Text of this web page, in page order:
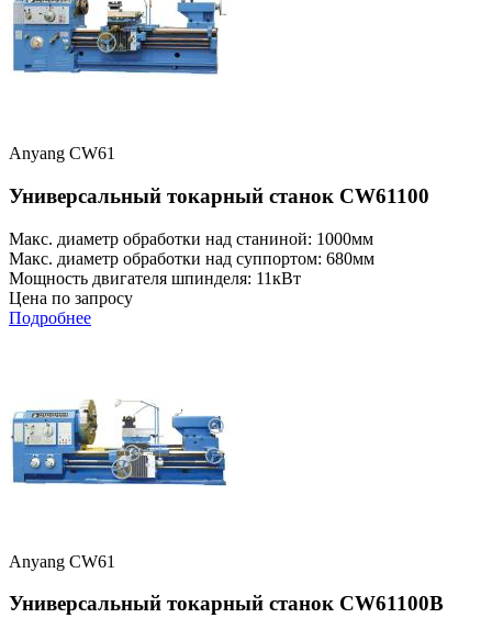
Anyang CW61
Универсальный токарный станок CW61100
Макс. диаметр обработки над станиной: 1000мм
Макс. диаметр обработки над суппортом: 680мм
Мощность двигателя шпинделя: 11кВт
Цена по запросу
Подробнее
Anyang CW61
Универсальный токарный станок CW61100B